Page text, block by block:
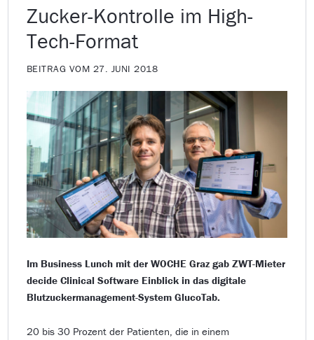
Zucker-Kontrolle im High-
Tech-Format
BEITRAG VOM 27. JUNI 2018
Im Business Lunch mit der WOCHE Graz gab ZWT-Mieter
decide Clinical Software Einblick in das digitale
Blutzuckermanagement-System GlucoTab.
20 bis 30 Prozent der Patienten, die in einem